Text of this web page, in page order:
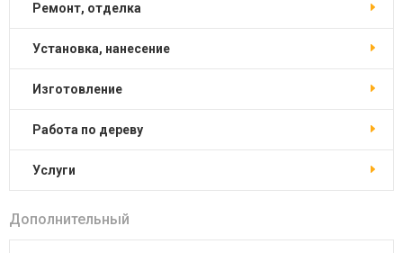
ремонт, отделка
установка, нанесение
изготовление
работа по дереву
услуги
Дополнительный